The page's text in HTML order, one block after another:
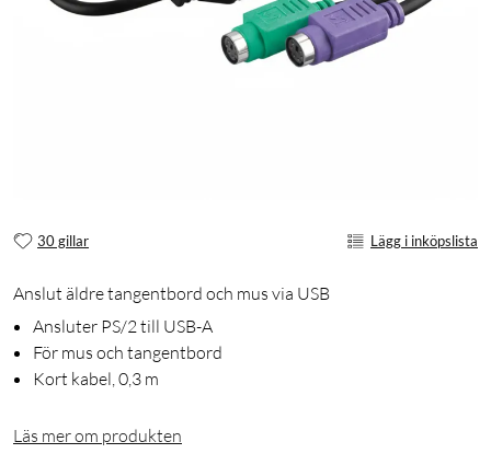
30 gillar Lägg i inköpslista
Anslut äldre tangentbord och mus via USB
Ansluter PS/2 till USB-A
För mus och tangentbord
Kort kabel, 0,3 m
Läs mer om produkten